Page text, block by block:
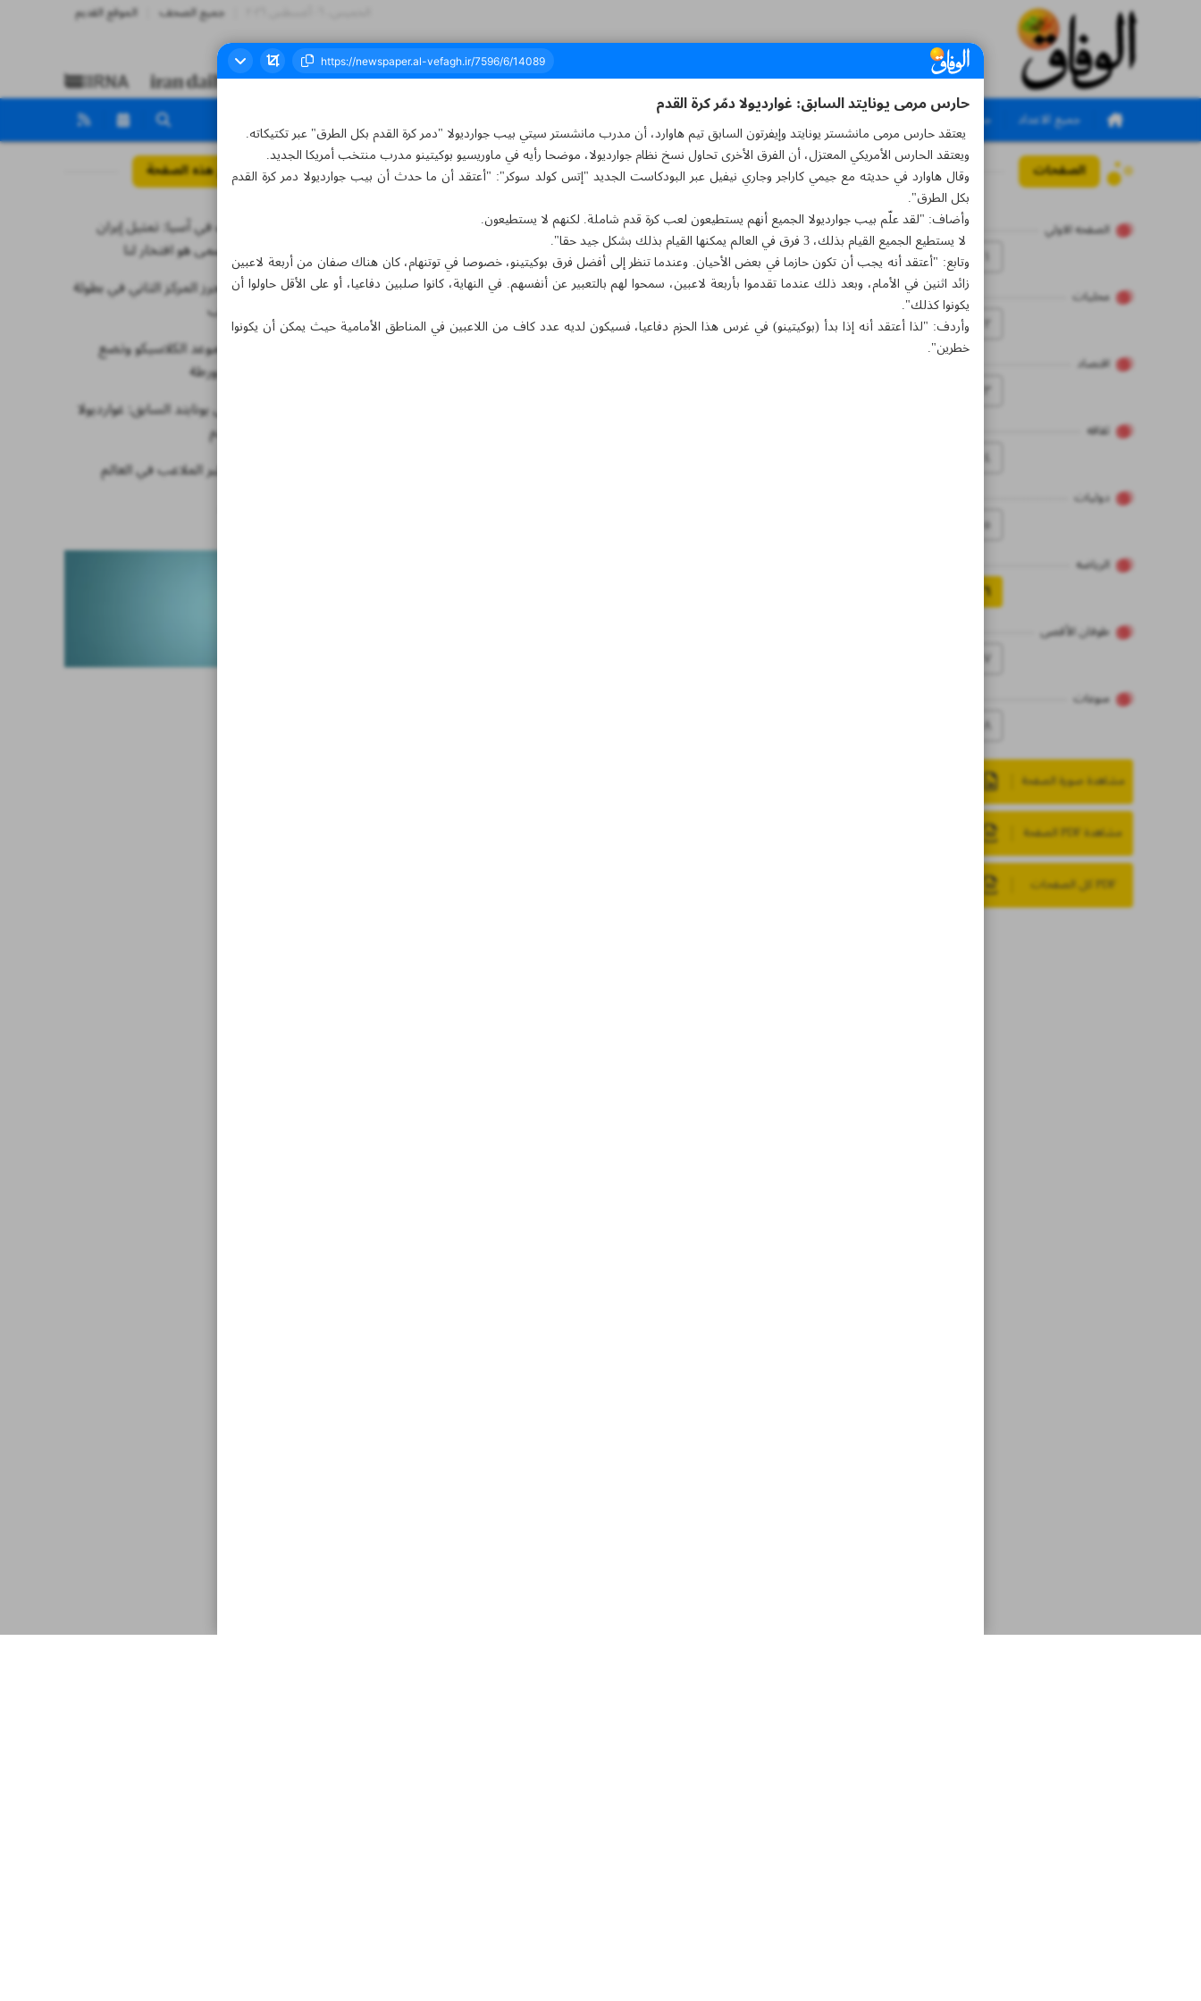
جميع الصحف الموقع القديم
جميع الاعداد جميع الملاحق
الصفحات
الصفحه الاولي
محلیات
۲
اقتصاد
۳
ثقاقه
٤
دولیات
٥
الریاضه
٦
طوفان الأقصى
۷
منوعات
۸
مشاهدة صورة الصفحة
مشاهدة PDF الصفحة
PDF كل الصفحات
العدد سبعة آلاف وخمسمائة وستة وتسعون - ٢٦ سبتمبر ٢٠٢٤ مواضيع هذه الصفحة
أفضل لاعب في آسيا: تمثيل إيران
تحت أي مسمى هو افتخار لنا
”عباسبور” يحرز المركز الثاني في بطولة
العالم للشباب
الليجا تحدد موعد الكلاسيكو وتضع
برشلونة في ورطة
حارس مرمى يونايتد السابق: غوارديولا
دمّر كرة القدم
تفجير أحد أكبر الملاعب في العالم
حارس مرمى يونايتد السابق: غوارديولا دمّر كرة القدم
يعتقد حارس مرمى مانشستر يونايتد وإيفرتون السابق تيم هاوارد، أن مدرب مانشستر سيتي بيب جوارديولا "دمر كرة القدم بكل الطرق" عبر تكتيكاته.
ويعتقد الحارس الأمريكي المعتزل، أن الفرق الأخرى تحاول نسخ نظام جوارديولا، موضحا رأيه في ماوريسيو بوكيتينو مدرب منتخب أمريكا الجديد.
وقال هاوارد في حديثه مع جيمي كاراجر وجاري نيفيل عبر البودكاست الجديد "إتس كولد سوكر": "أعتقد أن ما حدث أن بيب جوارديولا دمر كرة القدم
بكل الطرق".
وأضاف: "لقد علّم بيب جوارديولا الجميع أنهم يستطيعون لعب كرة قدم شاملة. لكنهم لا يستطيعون.
لا يستطيع الجميع القيام بذلك، 3 فرق في العالم يمكنها القيام بذلك بشكل جيد حقا".
وتابع: "أعتقد أنه يجب أن تكون حازما في بعض الأحيان. وعندما تنظر إلى أفضل فرق بوكيتينو، خصوصا في توتنهام، كان هناك صفان من أربعة لاعبين
زائد اثنين في الأمام، وبعد ذلك عندما تقدموا بأربعة لاعبين، سمحوا لهم بالتعبير عن أنفسهم. في النهاية، كانوا صلبين دفاعيا، أو على الأقل حاولوا أن
يكونوا كذلك".
وأردف: "لذا أعتقد أنه إذا بدأ (بوكيتينو) في غرس هذا الحزم دفاعيا، فسيكون لديه عدد كاف من اللاعبين في المناطق الأمامية حيث يمكن أن يكونوا
خطرين".